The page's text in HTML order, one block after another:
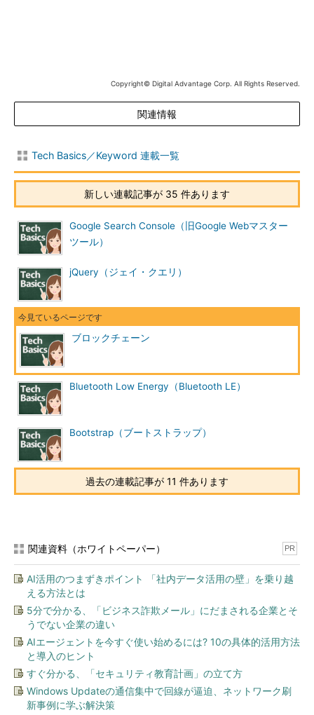
とはいえ、全取引を1つのデータベースシステムなどで保存す
」という小さなサイズに分けて管理し
ック内には500～2000トランザクション程度が記録されている。
これをリンクで数珠つなぎに接続して管理するので「ブロックチ
ェーン」と呼ばれている。
ブロックチェーンでトランザクションを管理するBitcoin
ザクション）をすべてブロックチェーン上に保存している。
新しいトランザクションが発生すれば、それをブロックにま
とめて、チェーンの末尾に順次追加する。中央集中型の管理
システムを持たない完全な分散型のネットワーク上で、どう
やってブロックチェーンのデータを保持したり、トランザク
ションを処理するのか、データの一貫性の維持や不正な改ざ
んなどからの防御はどうするのか、などがBitcoin（ブロック
チェーン）技術の核心である。
このブロックチェーンには、取引データを分散管理したり、改
ざんを防ぐためのさまざまな対策が施されている。
「ウォレット」とは、Bitcoinの仮想通貨を入れておくための口
座であり、通常は「1JhiSm453fvfxx93sfe……」のような
「 Bitcoinアドレス（ハッシュ値 ＊2）」が付けられている。
＊2「ハッシュ値」とは、あるデータブロックの内容を短く
表現した数値情報のこと。例えばデータブロックの内容を全て
加算したり XOR演算
したりして、32bitの固定長のデータに変換
する。すると、2つのデータブロックの内容が等しいかどうか
を、ハッシュ値を比較するだけで素早く判断できるようにな
る。ハッシュ値が同じになるようにデータを偽造するのは困難
Copyright© Digital Advantage Corp. All Rights Reserved.
関連情報
Tech Basics／Keyword 連載一覧
新しい連載記事が 35 件あります
Google Search Console（旧Google Webマスター
ツール）
jQuery（ジェイ・クエリ）
ブロックチェーン
Bluetooth Low Energy（Bluetooth LE）
Bootstrap（ブートストラップ）
過去の連載記事が 11 件あります
関連資料（ホワイトペーパー） PR
AI活用のつまずきポイント 「社内データ活用の壁」を乗り越
える方法とは
5分で分かる、「ビジネス詐欺メール」にだまされる企業とそ
うでない企業の違い
AIエージェントを今すぐ使い始めるには? 10の具体的活用方法
と導入のヒント
すぐ分かる、「セキュリティ教育計画」の立て方
Windows Updateの通信集中で回線が逼迫、ネットワーク刷
新事例に学ぶ解決策